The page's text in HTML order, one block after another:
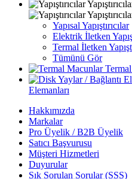
Yapısal Yapıştırıcılar
Elektrik İletken
Termal İletken
Tümünü Gör
Elemanları
Hakkımızda
Markalar
Pro Üyelik / B2B Üyelik
Satıcı Başvurusu
Müşteri Hizmetleri
Duyurular
Sık Sorulan Sorular (SSS)